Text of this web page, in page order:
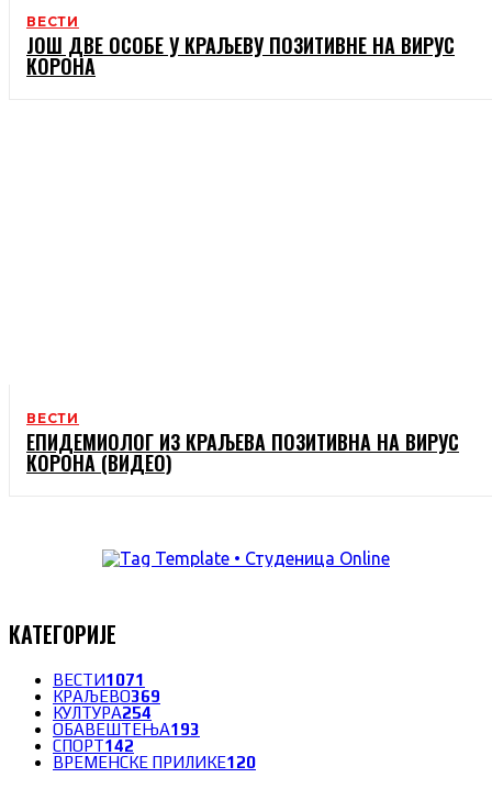
ВЕСТИ
ЈОШ ДВЕ ОСОБЕ У КРАЉЕВУ ПОЗИТИВНЕ НА ВИРУС
КОРОНА
ВЕСТИ
ЕПИДЕМИОЛОГ ИЗ КРАЉЕВА ПОЗИТИВНА НА ВИРУС
КОРОНА (ВИДЕО)
КАТЕГОРИЈЕ
ВЕСТИ1071
КРАЉЕВО369
КУЛТУРА254
ОБАВЕШТЕЊА193
СПОРТ142
ВРЕМЕНСКЕ ПРИЛИКЕ120